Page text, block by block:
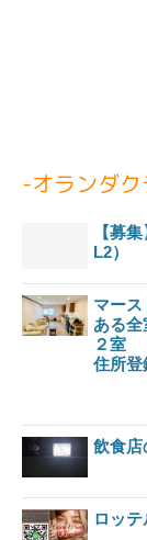
-オランダ
【募
L2）
マー
ある
２室
住所登
飲食店
ロッテ